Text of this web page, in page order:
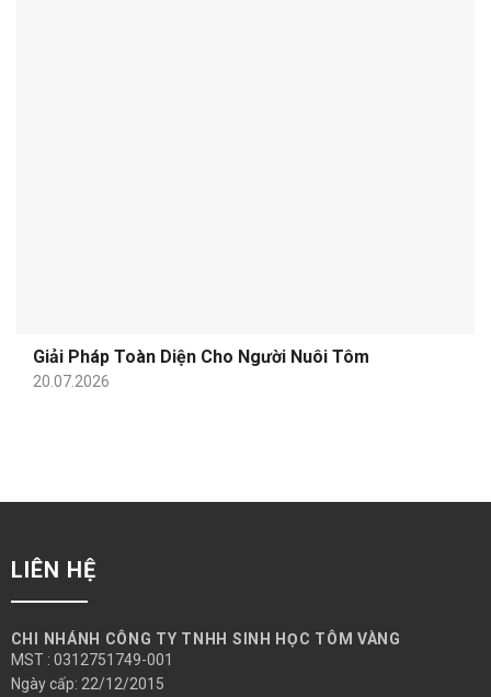
Giải Pháp Toàn Diện Cho Người Nuôi Tôm
20.07.2026
LIÊN HỆ
CHI NHÁNH CÔNG TY TNHH SINH HỌC TÔM VÀNG
MST : 0312751749-001
Ngày cấp: 22/12/2015